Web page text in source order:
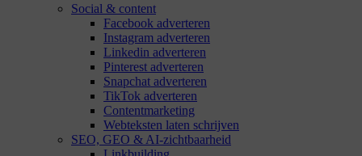
Social & content
Facebook adverteren
Instagram adverteren
Linkedin adverteren
Pinterest adverteren
Snapchat adverteren
TikTok adverteren
Contentmarketing
Webteksten laten schrijven
SEO, GEO & AI-zichtbaarheid